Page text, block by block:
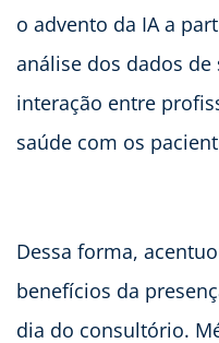
o advento da IA a
análise dos dados de
interação entre
saúde com os
Dessa forma,
benefícios da
dia do consultório.